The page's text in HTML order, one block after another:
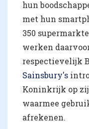
hun
met hun
350
werken
respectievelijk
Sainsbury's
Koninkrijk op
waarmee
afrekenen.